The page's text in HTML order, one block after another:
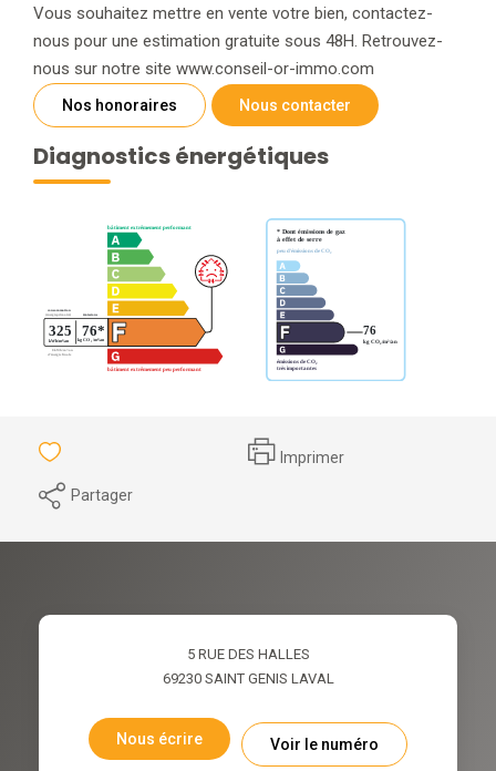
Vous souhaitez mettre en vente votre bien, contactez-
nous pour une estimation gratuite sous 48H. Retrouvez-
nous sur notre site www.conseil-or-immo.com
Nos honoraires Nous contacter
Diagnostics énergétiques
Imprimer
Partager
5 RUE DES HALLES
69230 SAINT GENIS LAVAL
Nous écrire Voir le numéro